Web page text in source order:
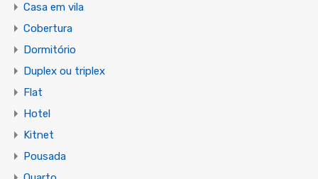
Casa em vila
Cobertura
Dormitório
Duplex ou triplex
Flat
Hotel
Kitnet
Pousada